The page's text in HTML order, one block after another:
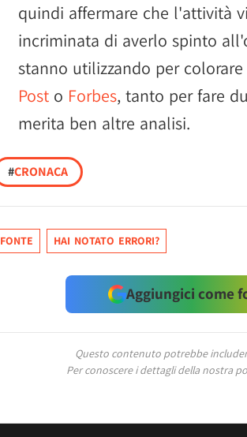
quindi affermare che l'attività
incriminata di averlo spinto
stanno utilizzando per
Post o Forbes, tanto per fare
merita ben altre analisi.
#CRONACA
FONTE HAI NOTATO ERRORI?
Aggiungici come
Questo contenuto potrebbe
Per conoscere i dettagli della nostra